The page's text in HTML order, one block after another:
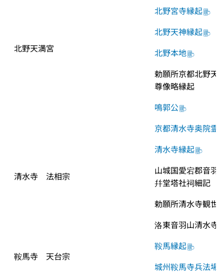
北野天満宮
北野宮寺縁起
北野天神縁起
北野本地
勅願所京都北野
尊像略縁起
鳴郭公
清水寺　法相宗
京都清水寺奥院霊
清水寺縁起
山城国愛宕郡音羽
幷堂塔社祠細記
勅願所清水寺観世
洛東音羽山清水寺
鞍馬寺　天台宗
鞍馬縁起
城州鞍馬寺兵法場